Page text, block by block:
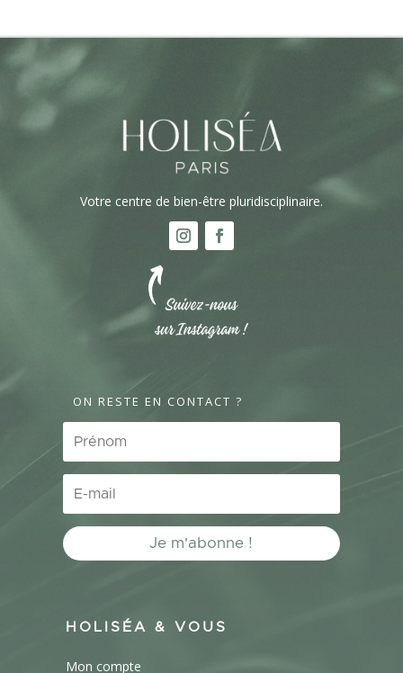
Votre centre de bien-être pluridisciplinaire.
ON RESTE EN CONTACT ?
Je m'abonne !
HOLISÉA & VOUS
Mon compte